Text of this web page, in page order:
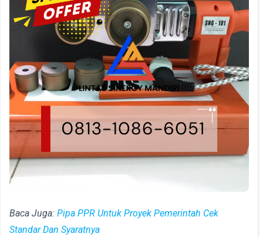
Baca Juga: Pipa PPR Untuk Proyek Pemerintah Cek
Standar Dan Syaratnya